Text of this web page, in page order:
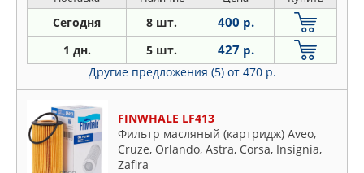
Сегодня 8 шт. 400 р.
1 дн. 5 шт. 427 р.
Другие предложения (5) от 470 р.
FINWHALE LF413
Фильтр масляный (картридж) Aveo,
Cruze, Orlando, Astra, Corsa, Insignia,
Zafira